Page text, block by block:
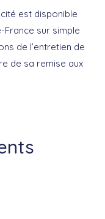
est disponible
sur simple
de l’entretien de
de sa remise aux